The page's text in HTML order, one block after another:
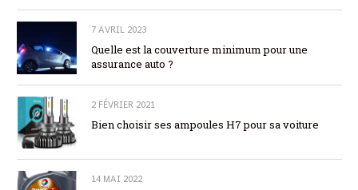
7 AVRIL 2023
Quelle est la couverture minimum pour une
assurance auto ?
2 FÉVRIER 2021
Bien choisir ses ampoules H7 pour sa voiture
14 MAI 2022